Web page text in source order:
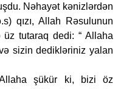
Nəhayət kənizlərdən
qızı, Allah Rəsulunun
üz tutaraq dedi: “ Allaha
sizin dedikləriniz yalan
şükür ki, bizi öz